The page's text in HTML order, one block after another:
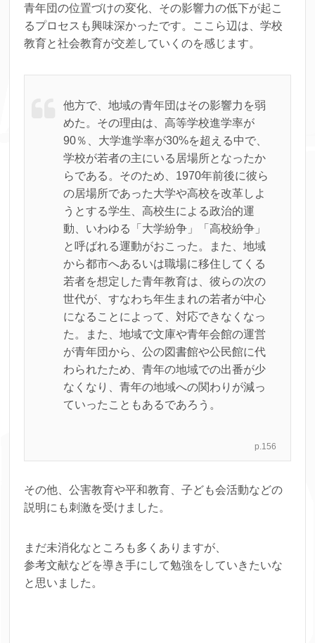
青年団の位置づけの変化、その影響力の低下が起こ
るプロセスも興味深かったです。ここら辺は、学校
教育と社会教育が交差していくのを感じます。
他方で、地域の青年団はその影響力を弱
めた。その理由は、高等学校進学率が
90％、大学進学率が30%を超える中で、
学校が若者の主にいる居場所となったか
らである。そのため、1970年前後に彼ら
の居場所であった大学や高校を改革しよ
うとする学生、高校生による政治的運
動、いわゆる「大学紛争」「高校紛争」
と呼ばれる運動がおこった。また、地域
から都市へあるいは職場に移住してくる
若者を想定した青年教育は、彼らの次の
世代が、すなわち年生まれの若者が中心
になることによって、対応できなくなっ
た。また、地域で文庫や青年会館の運営
が青年団から、公の図書館や公民館に代
わられたため、青年の地域での出番が少
なくなり、青年の地域への関わりが減っ
ていったこともあるであろう。
p.156
その他、公害教育や平和教育、子ども会活動などの
説明にも刺激を受けました。
まだ未消化なところも多くありますが、
参考文献などを導き手にして勉強をしていきたいな
と思いました。